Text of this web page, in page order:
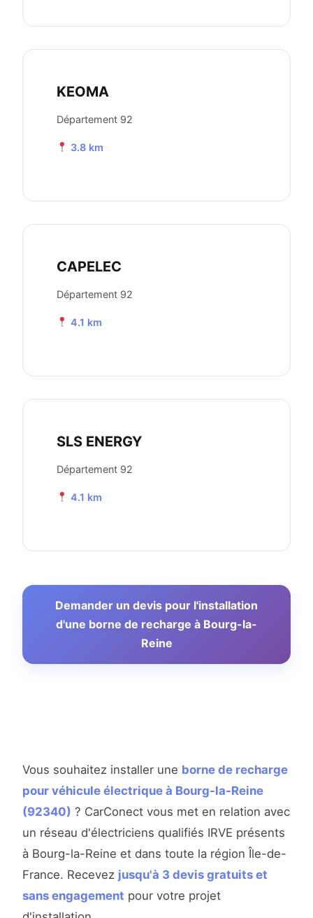
KEOMA
Département 92
3.8 km
CAPELEC
Département 92
4.1 km
SLS ENERGY
Département 92
4.1 km
Demander un devis pour l'installation
d'une borne de recharge à Bourg-la-
Reine
Vous souhaitez installer une borne de recharge
pour véhicule électrique à Bourg-la-Reine
(92340) ? CarConect vous met en relation avec
un réseau d'électriciens qualifiés IRVE présents
à Bourg-la-Reine et dans toute la région Île-de-
France. Recevez jusqu'à 3 devis gratuits et
sans engagement pour votre projet